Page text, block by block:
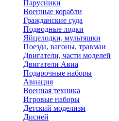
Парусники
Военные корабли
Гражданские суда
Подводные лодки
Яйцелодки, мультяшки
Поезда, вагоны, травмаи
Двигатели, части моделей
Двигатели Авиа
Подарочные наборы
Авиация
Военная техника
Игровые наборы
Детский моделизм
Дисней